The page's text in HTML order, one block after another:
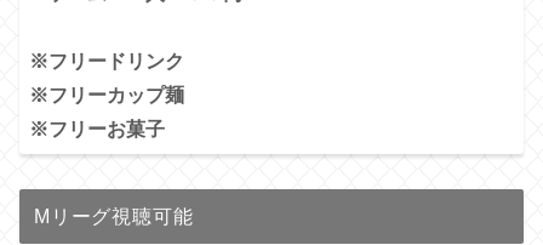
※フリードリンク
※フリーカップ麺
※フリーお菓子
Mリーグ視聴可能